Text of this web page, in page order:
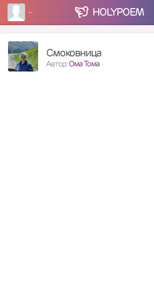
HOLYPOEM
Смоковница
Автор:Ома Тома